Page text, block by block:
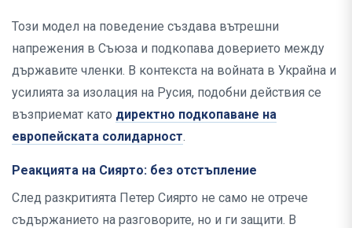
Този модел на поведение създава вътрешни
напрежения в Съюза и подкопава доверието между
държавите членки. В контекста на войната в Украйна и
усилията за изолация на Русия, подобни действия се
възприемат като директно подкопаване на
европейската солидарност.
Реакцията на Сиярто: без отстъпление
След разкритията Петер Сиярто не само не отрече
съдържанието на разговорите, но и ги защити. В